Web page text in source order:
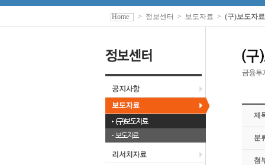
(구)보도자료
보도자료
Home > 정보센터 > 보도자료 > (구)보도자료
제
분
첨